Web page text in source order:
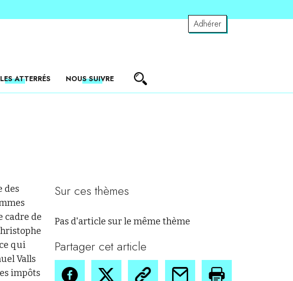
Adhérer
ATTERRÉS NOUS SUIVRE
des
cadre de
qui
Valls
impôts
Sur ces thèmes
Pas d'article sur le même thème
Partager cet article